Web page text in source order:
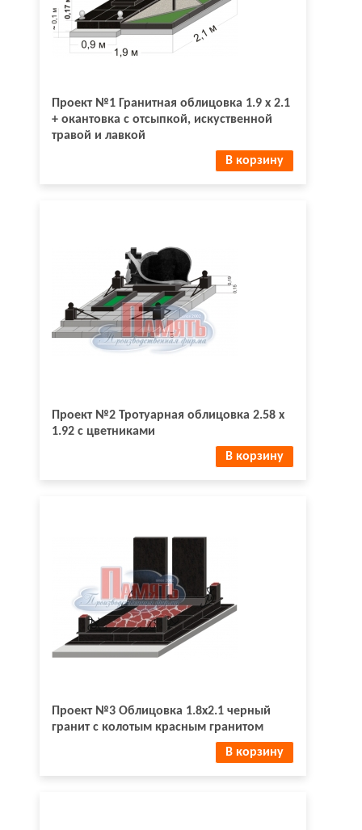
Проект №1 Гранитная облицовка 1.9 х 2.1
+ окантовка с отсыпкой, искуственной
травой и лавкой
В корзину
Проект №2 Тротуарная облицовка 2.58 х
1.92 с цветниками
В корзину
Проект №3 Облицовка 1.8х2.1 черный
гранит с колотым красным гранитом
В корзину